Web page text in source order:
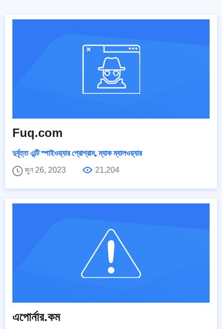
Fuq.com
দুর্বৃত্ত এন্টি স্পাইওয়্যার প্রোগ্রাম,ম্যাক ম্যালওয়্যার
জুন 26, 2023
21,204
এপোর্নার.কম